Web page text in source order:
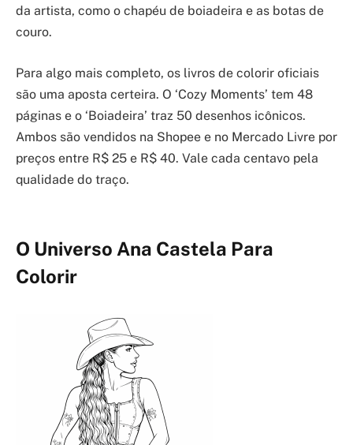
da artista, como o chapéu de boiadeira e as botas de
couro.
Para algo mais completo, os livros de colorir oficiais
são uma aposta certeira. O ‘Cozy Moments’ tem 48
páginas e o ‘Boiadeira’ traz 50 desenhos icônicos.
Ambos são vendidos na Shopee e no Mercado Livre por
preços entre R$ 25 e R$ 40. Vale cada centavo pela
qualidade do traço.
O Universo Ana Castela Para
Colorir